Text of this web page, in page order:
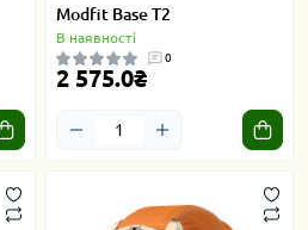
Modfit Base T2
В наявності
0
2 575.0₴